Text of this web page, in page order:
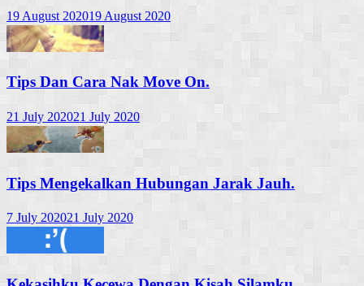
19 August 202019 August 2020
Tips Dan Cara Nak Move On.
21 July 202021 July 2020
Tips Mengekalkan Hubungan Jarak Jauh.
7 July 202021 July 2020